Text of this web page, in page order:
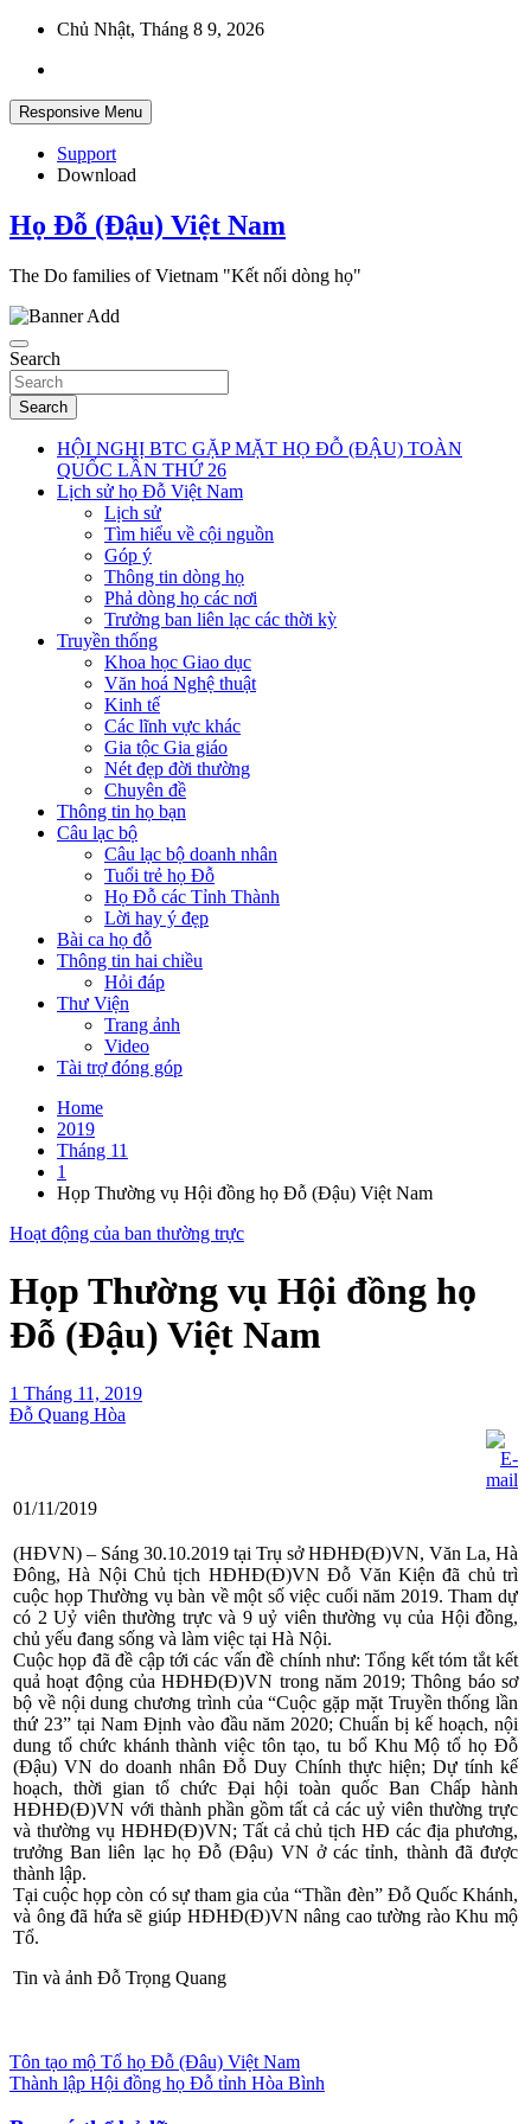
Skip
content
Chủ Nhật, Tháng 8 9, 2026
Responsive Menu
Support
Download
Họ Đỗ (Đậu) Việt Nam
The Do families of Vietnam "Kết nối dòng họ"
Search
Search
HỘI NGHỊ BTC GẶP MẶT HỌ ĐỖ (ĐẬU) TOÀN
QUỐC LẦN THỨ 26
Lịch sử họ Đỗ Việt Nam
Lịch sử
Tìm hiểu về cội nguồn
Góp ý
Thông tin dòng họ
Phả dòng họ các nơi
Trưởng ban liên lạc các thời kỳ
Truyền thống
Khoa học Giao dục
Văn hoá Nghệ thuật
Kinh tế
Các lĩnh vực khác
Gia tộc Gia giáo
Nét đẹp đời thường
Chuyên đề
Thông tin họ bạn
Câu lạc bộ
Câu lạc bộ doanh nhân
Tuổi trẻ họ Đỗ
Họ Đỗ các Tỉnh Thành
Lời hay ý đẹp
Bài ca họ đỗ
Thông tin hai chiều
Hỏi đáp
Thư Viện
Trang ảnh
Video
Tài trợ đóng góp
Home
2019
Tháng 11
1
Họp Thường vụ Hội đồng họ Đỗ (Đậu) Việt Nam
Hoạt động của ban thường trực
Họp Thường vụ Hội đồng họ
Đỗ (Đậu) Việt Nam
1 Tháng 11, 2019
Đỗ Quang Hòa
01/11/2019
(HĐVN) – Sáng 30.10.2019 tại Trụ sở HĐHĐ(Đ)VN, Văn La, Hà
Đông, Hà Nội Chủ tịch HĐHĐ(Đ)VN Đỗ Văn Kiện đã chủ trì
cuộc họp Thường vụ bàn về một số việc cuối năm 2019. Tham dự
có 2 Uỷ viên thường trực và 9 uỷ viên thường vụ của Hội đồng,
chủ yếu đang sống và làm việc tại Hà Nội.
Cuộc họp đã đề cập tới các vấn đề chính như: Tổng kết tóm tắt kết
quả hoạt động của HĐHĐ(Đ)VN trong năm 2019; Thông báo sơ
bộ về nội dung chương trình của “Cuộc gặp mặt Truyền thống lần
thứ 23” tại Nam Định vào đầu năm 2020; Chuẩn bị kế hoạch, nội
dung tổ chức khánh thành việc tôn tạo, tu bổ Khu Mộ tổ họ Đỗ
(Đậu) VN do doanh nhân Đỗ Duy Chính thực hiện; Dự tính kế
hoạch, thời gian tổ chức Đại hội toàn quốc Ban Chấp hành
HĐHĐ(Đ)VN với thành phần gồm tất cả các uỷ viên thường trực
và thường vụ HĐHĐ(Đ)VN; Tất cả chủ tịch HĐ các địa phương,
trưởng Ban liên lạc họ Đỗ (Đậu) VN ở các tỉnh, thành đã được
thành lập.
Tại cuộc họp còn có sự tham gia của “Thần đèn” Đỗ Quốc Khánh,
và ông đã hứa sẽ giúp HĐHĐ(Đ)VN nâng cao tường rào Khu mộ
Tổ.
Tin và ảnh Đỗ Trọng Quang
Điều
hướng
Tôn tạo mộ Tổ họ Đỗ (Đâu) Việt Nam
Thành lập Hội đồng họ Đỗ tỉnh Hòa Bình